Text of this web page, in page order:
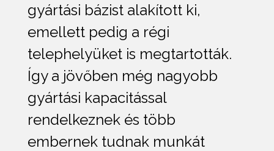
gyártási bázist alakított ki,
emellett pedig a régi
telephelyüket is megtartották.
Így a jövőben még nagyobb
gyártási kapacitással
rendelkeznek és több
embernek tudnak munkát